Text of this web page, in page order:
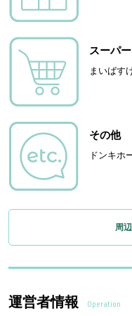
スーパー
まいばす
その他
ドンキホ
周
運営者情報 Operation